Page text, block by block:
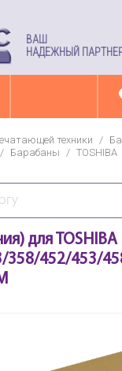
ВАШ
НАДЕЖНЫЙ
техники /
/ Барабаны / TOSHIBA
для TOSHIBA
452/453/